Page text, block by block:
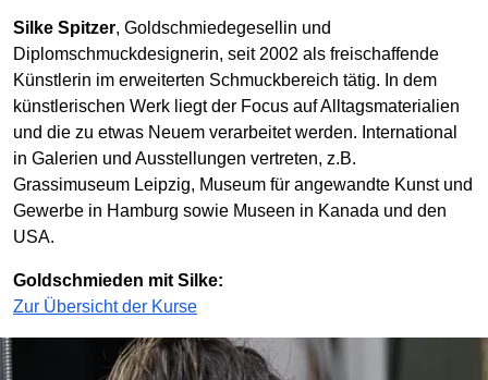
Silke Spitzer, Goldschmiedegesellin und
Diplomschmuckdesignerin, seit 2002 als freischaffende
Künstlerin im erweiterten Schmuckbereich tätig. In dem
künstlerischen Werk liegt der Focus auf Alltagsmaterialien
und die zu etwas Neuem verarbeitet werden. International
in Galerien und Ausstellungen vertreten, z.B.
Grassimuseum Leipzig, Museum für angewandte Kunst und
Gewerbe in Hamburg sowie Museen in Kanada und den
USA.
Goldschmieden mit Silke:
Zur Übersicht der Kurse